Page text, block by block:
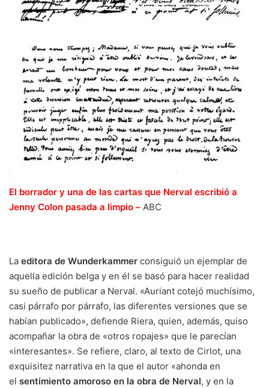
El borrador y una de las cartas que Nerval escribió a
Jenny Colon pasada a limpio – ABC
La editora de Wunderkammer consiguió un ejemplar de
aquella edición belga y en él se basó para hacer realidad
su sueño de publicar a Nerval. «Auriant cotejó muchísimo,
casi párrafo por párrafo, las diferentes versiones que se
habían publicado», defiende Riera, quien, además, quiso
acompañar la obra de «otros ropajes» que le parecían
«interesantes». Se refiere, claro, al texto de Cirlot, una
exquisitez narrativa en la que el autor «ahonda en
el sentimiento amoroso en la obra de Nerval, y en la